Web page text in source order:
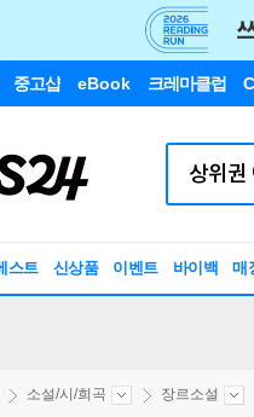
중고샵 eBook 크레마클럽
스트 신상품 이벤트 바이백 매
소설/시/희곡 장르소설